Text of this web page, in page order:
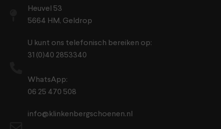
Heuvel 53
5664 HM, Geldrop
U kunt ons telefonisch bereiken op:
31 (0)40 2853340
WhatsApp:
06 25 470 508
info@klinkenbergschoenen.nl